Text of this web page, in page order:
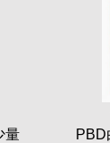
量
PBD